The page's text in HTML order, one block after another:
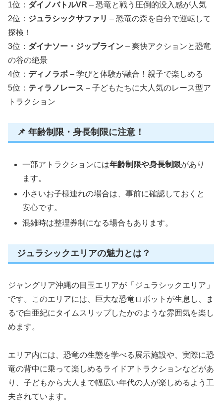
1位： ダイノバトルVR – 恐竜と戦う圧倒的没入感が人気
2位： ジュラシックサファリ – 恐竜の森を自分で運転して
探検！
3位： ダイナソー・ジップライン – 爽快アクションと恐竜
の谷の絶景
4位： ディノラボ – 学びと体験が融合！親子で楽しめる
5位： ティラノレース – 子どもたちに大人気のレース型ア
トラクション
📌 年齢制限・身長制限に注意！
一部アトラクションには年齢制限や身長制限があり
ます。
小さいお子様連れの場合は、事前に確認しておくと
安心です。
混雑時は整理券制になる場合もあります。
ジュラシックエリアの魅力とは？
ジャングリア沖縄の目玉エリアが「ジュラシックエリア」
です。このエリアには、巨大な恐竜ロボットが生息し、ま
るで白亜紀にタイムスリップしたかのような雰囲気を楽し
めます。
エリア内には、恐竜の生態を学べる展示施設や、実際に恐
竜の背中に乗って楽しめるライドアトラクションなどがあ
り、子どもから大人まで幅広い年代の人が楽しめるよう工
夫されています。